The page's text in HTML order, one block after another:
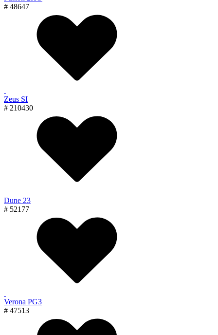
# 48647
Zeus SI
# 210430
Dune 23
# 52177
Verona PG3
# 47513